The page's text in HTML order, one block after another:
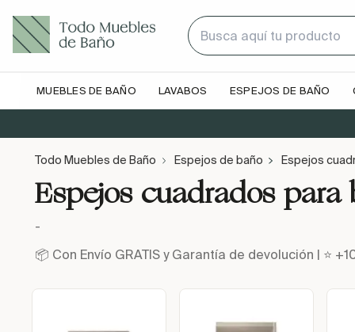
MUEBLES DE BAÑO LAVABOS ESPEJOS DE BAÑO
Todo Muebles de Baño Espejos de baño Espejos
Espejos cuadrados para
-
📦 Con Envío GRATIS y Garantía de devolución | ⭐